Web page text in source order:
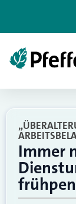
Immer